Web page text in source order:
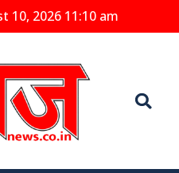
10, 2026 11:10 am